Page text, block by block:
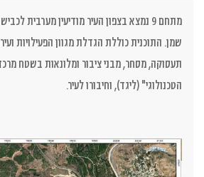
שמן. התוכנית כוללת הגדלת מגוון הפעילויות
תעסוקה, מסחר, מבני ציבור ומלונאות בשטח
הטכנולוגי" (ליגד), וחיבורו לעיר.